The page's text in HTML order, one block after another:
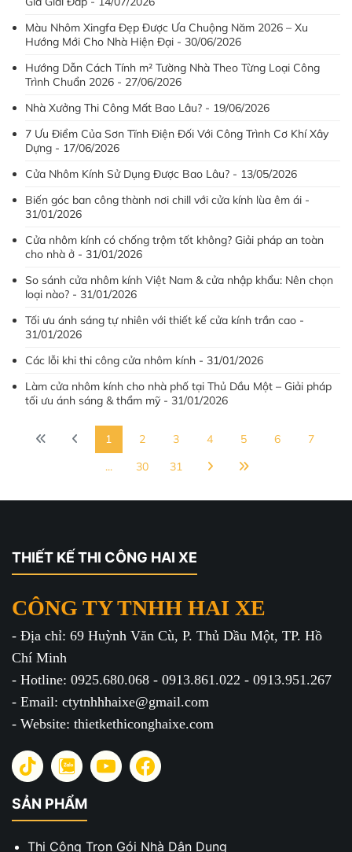
Màu Nhôm Xingfa Đẹp Được Ưa Chuộng Năm 2026 – Xu
Hướng Mới Cho Nhà Hiện Đại - 30/06/2026
Hướng Dẫn Cách Tính m² Tường Nhà Theo Từng Loại Công
Trình Chuẩn 2026 - 27/06/2026
Nhà Xưởng Thi Công Mất Bao Lâu? - 19/06/2026
7 Ưu Điểm Của Sơn Tĩnh Điện Đối Với Công Trình Cơ Khí Xây
Dựng - 17/06/2026
Cửa Nhôm Kính Sử Dụng Được Bao Lâu? - 13/05/2026
Biến góc ban công thành nơi chill với cửa kính lùa êm ái -
31/01/2026
Cửa nhôm kính có chống trộm tốt không? Giải pháp an toàn
cho nhà ở - 31/01/2026
So sánh cửa nhôm kính Việt Nam & cửa nhập khẩu: Nên chọn
loại nào? - 31/01/2026
Tối ưu ánh sáng tự nhiên với thiết kế cửa kính trần cao -
31/01/2026
Các lỗi khi thi công cửa nhôm kính - 31/01/2026
Làm cửa nhôm kính cho nhà phố tại Thủ Dầu Một – Giải pháp
tối ưu ánh sáng & thẩm mỹ - 31/01/2026
1 2 3 4 5 6
7
...
30 31
THIẾT KẾ THI CÔNG HAI XE
CÔNG TY TNHH HAI XE
- Địa chỉ: 69 Huỳnh Văn Cù, P. Thủ Dầu Một, TP. Hồ
Chí Minh
- Hotline: 0925.680.068 - 0913.861.022 - 0913.951.267
- Email: ctytnhhhaixe@gmail.com
- Website: thietkethiconghaixe.com
SẢN PHẨM
Thi Công Trọn Gói Nhà Dân Dụng